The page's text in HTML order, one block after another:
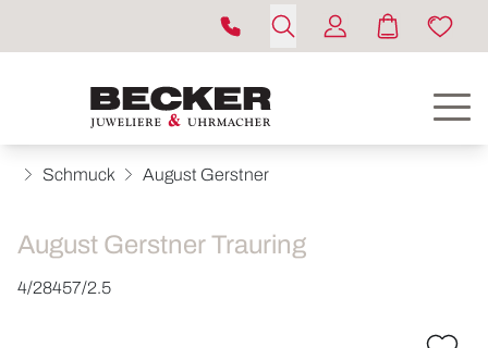
Schmuck August Gerstner
August Gerstner Trauring
4/28457/2.5